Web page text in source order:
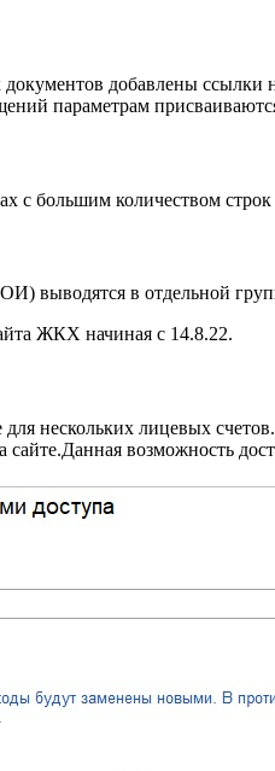
добавлены
параметрам
с большим количеством
выводятся в отдельной
ЖКХ начиная с 14.8.22.
нескольких лицевых
возможность